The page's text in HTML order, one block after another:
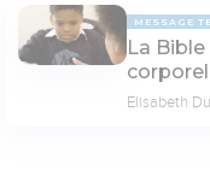
MESSAGE
La
Elisabeth